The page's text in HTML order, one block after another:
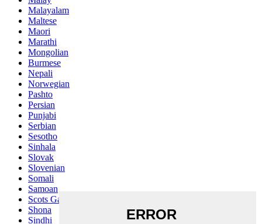
Malayalam
Maltese
Maori
Marathi
Mongolian
Burmese
Nepali
Norwegian
Pashto
Persian
Punjabi
Serbian
Sesotho
Sinhala
Slovak
Slovenian
Somali
Samoan
Scots Gaelic
Shona
Sindhi